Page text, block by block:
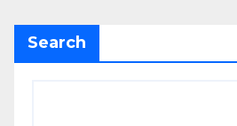
Search